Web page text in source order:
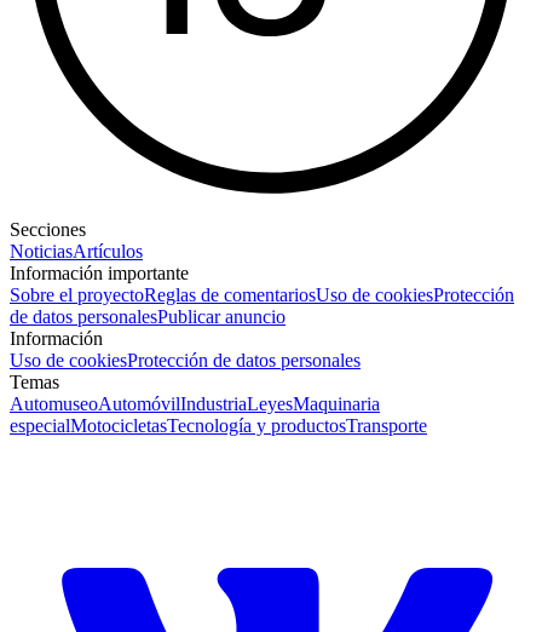
Secciones
NoticiasArtículos
Información importante
Sobre el proyectoReglas de comentariosUso de cookiesProtección
de datos personalesPublicar anuncio
Información
Uso de cookiesProtección de datos personales
Temas
AutomuseoAutomóvilIndustriaLeyesMaquinaria
especialMotocicletasTecnología y productosTransporte